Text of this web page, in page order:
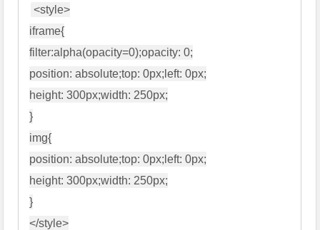
<style>
iframe{
filter:alpha(opacity=0);opacity: 0;
position: absolute;top: 0px;left: 0px;
height: 300px;width: 250px;
}
img{
position: absolute;top: 0px;left: 0px;
height: 300px;width: 250px;
}
</style>